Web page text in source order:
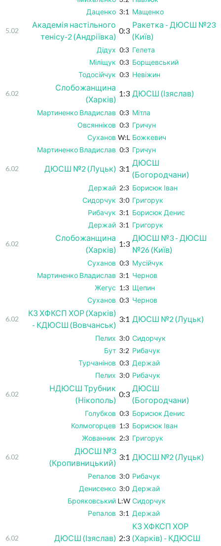
Даценко 3:1 Мащенко
5.02
Академія настільного
тенісу-2 (Андріївка)
0:3
Ракетка - ДЮСШ №23
(Київ)
Дідух 0:3 Гелета
Міліщук 0:3 Борщевський
Тодосійчук 0:3 Невіжин
6.02
Слобожанщина
(Харків)
1:3 ДЮСШ (Ізяслав)
Мартиненко Владислав 0:3 Мітла
Овсянніков 0:3 Гричун
Суханов W:L Божкевич
Мартиненко Владислав 0:3 Гричун
6.02 ДЮСШ №2 (Луцьк) 3:1
ДЮСШ
(Богородчани)
Держай 2:3 Борисюк Іван
Сидорчук 3:0 Григорук
Рибачук 3:1 Борисюк Денис
Держай 3:1 Григорук
6.02
Слобожанщина
(Харків)
1:3
ДЮСШ №3 - ДЮСШ
№26 (Київ)
Суханов 0:3 Мусійчук
Мартиненко Владислав 3:1 Чернов
Жегус 1:3 Щепин
Суханов 0:3 Чернов
6.02
КЗ ХФКСП ХОР (Харків)
- КДЮСШ (Вовчанськ)
3:1 ДЮСШ №2 (Луцьк)
Пелих 3:0 Сидорчук
Бут 3:2 Рибачук
Турчанінов 0:3 Держай
Пелих 3:0 Рибачук
6.02
НДЮСШ Трубник
(Нікополь)
0:3
ДЮСШ
(Богородчани)
Голубков 0:3 Борисюк Денис
Колмогорцев 1:3 Борисюк Іван
Жованник 2:3 Григорук
6.02
ДЮСШ №3
(Кропивницький)
3:1 ДЮСШ №2 (Луцьк)
Репалов 3:0 Рибачук
Денисенко 3:0 Держай
Брояковський L:W Сидорчук
Репалов 3:1 Держай
6.02 ДЮСШ (Ізяслав) 2:3
КЗ ХФКСП ХОР
(Харків) - КДЮСШ